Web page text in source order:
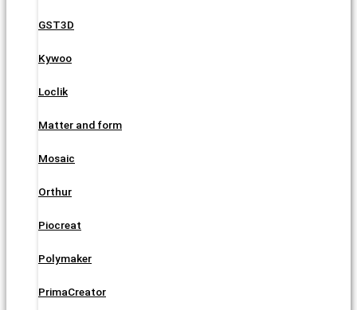
GST3D
Kywoo
Loclik
Matter and form
Mosaic
Orthur
Piocreat
Polymaker
PrimaCreator